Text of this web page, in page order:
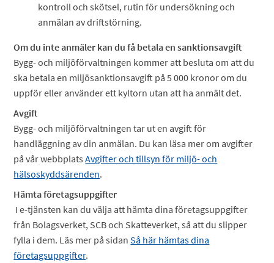
kontroll och skötsel, rutin för undersökning och
anmälan av driftstörning.
Om du inte anmäler kan du få betala en sanktionsavgift
Bygg- och miljöförvaltningen kommer att besluta om att du
ska betala en miljösanktionsavgift på 5 000 kronor om du
uppför eller använder ett kyltorn utan att ha anmält det.
Avgift
Bygg- och miljöförvaltningen tar ut en avgift för
handläggning av din anmälan. Du kan läsa mer om avgifter
på vår webbplatsAvgifter och tillsyn för miljö- och
hälsoskyddsärenden.
Hämta företagsuppgifter
I e-tjänsten kan du välja att hämta dina företagsuppgifter
från Bolagsverket, SCB och Skatteverket, så att du slipper
fylla i dem. Läs mer på sidanSå här hämtas dina
företagsuppgifter.